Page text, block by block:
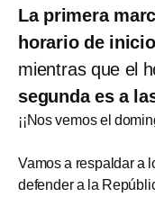
La primera
horario de
mientras que el
segunda es a
¡¡Nos vemos el
Vamos a respaldar a
defender a la